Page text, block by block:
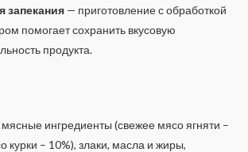
запекания — приготовление с обработкой
помогает сохранить вкусовую
продукта.
ингредиенты (свежее мясо ягняти –
курки – 10%), злаки, масла и жиры,